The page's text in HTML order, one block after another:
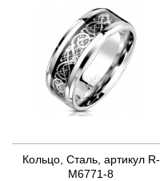
Кольцо, Сталь, артикул R-
M6771-8